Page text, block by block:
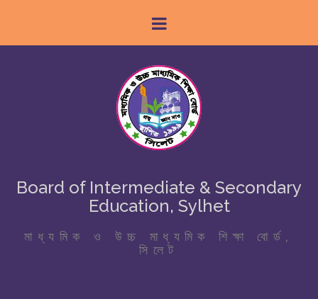
Board of Intermediate & Secondary
Education, Sylhet
মাধ্যমিক ও উচ্চ মাধ্যমিক শিক্ষা বোর্ড,
সিলেট